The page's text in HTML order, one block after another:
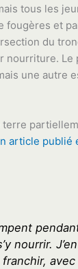
tous les
fougères et
du
nourriture. Le
une autre
terre
article publié
nourrir.